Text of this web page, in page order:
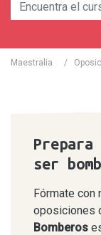
Maestralia /
ser
Fórmate con
oposiciones
Bomberos